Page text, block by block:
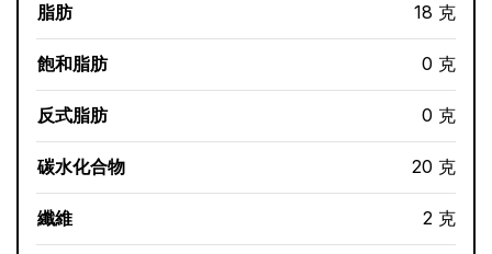
脂肪 18 克
飽和脂肪 0 克
反式脂肪 0 克
碳水化合物 20 克
纖維 2 克